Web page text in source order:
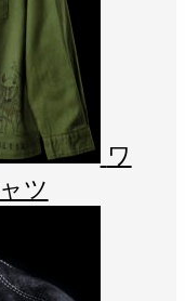
ワ
ツ